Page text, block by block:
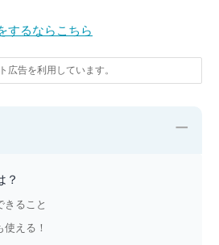
するならこちら
広告を利用しています。
−
？
きること
える！